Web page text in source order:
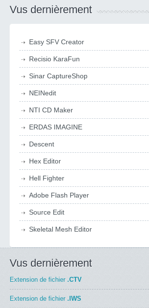
Vus dernièrement
Easy SFV Creator
Recisio KaraFun
Sinar CaptureShop
NEINedit
NTI CD Maker
ERDAS IMAGINE
Descent
Hex Editor
Hell Fighter
Adobe Flash Player
Source Edit
Skeletal Mesh Editor
Vus dernièrement
Extension de fichier .CTV
Extension de fichier .IWS